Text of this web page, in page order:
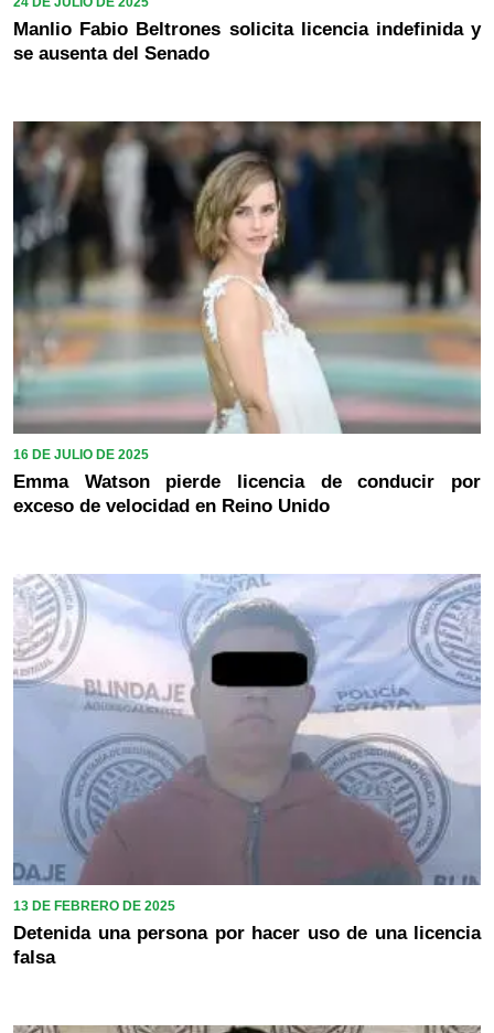
Manlio Fabio Beltrones solicita licencia indefinida y
se ausenta del Senado
16 DE JULIO DE 2025
Emma Watson pierde licencia de conducir por
exceso de velocidad en Reino Unido
13 DE FEBRERO DE 2025
Detenida una persona por hacer uso de una licencia
falsa